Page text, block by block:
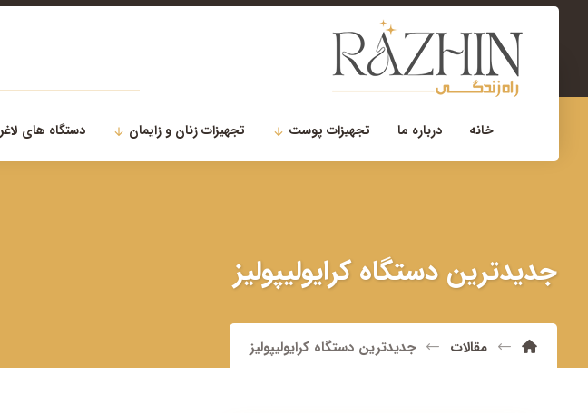
۰۲۱-۲۲۹۰۰۷۵۶
خانه درباره ما تجهیزات پوست تجهیزات زنان و زایمان دستگاه های
جدیدترین دستگاه کرایولیپولیز
مقالات جدیدترین دستگاه کرایولیپولیز